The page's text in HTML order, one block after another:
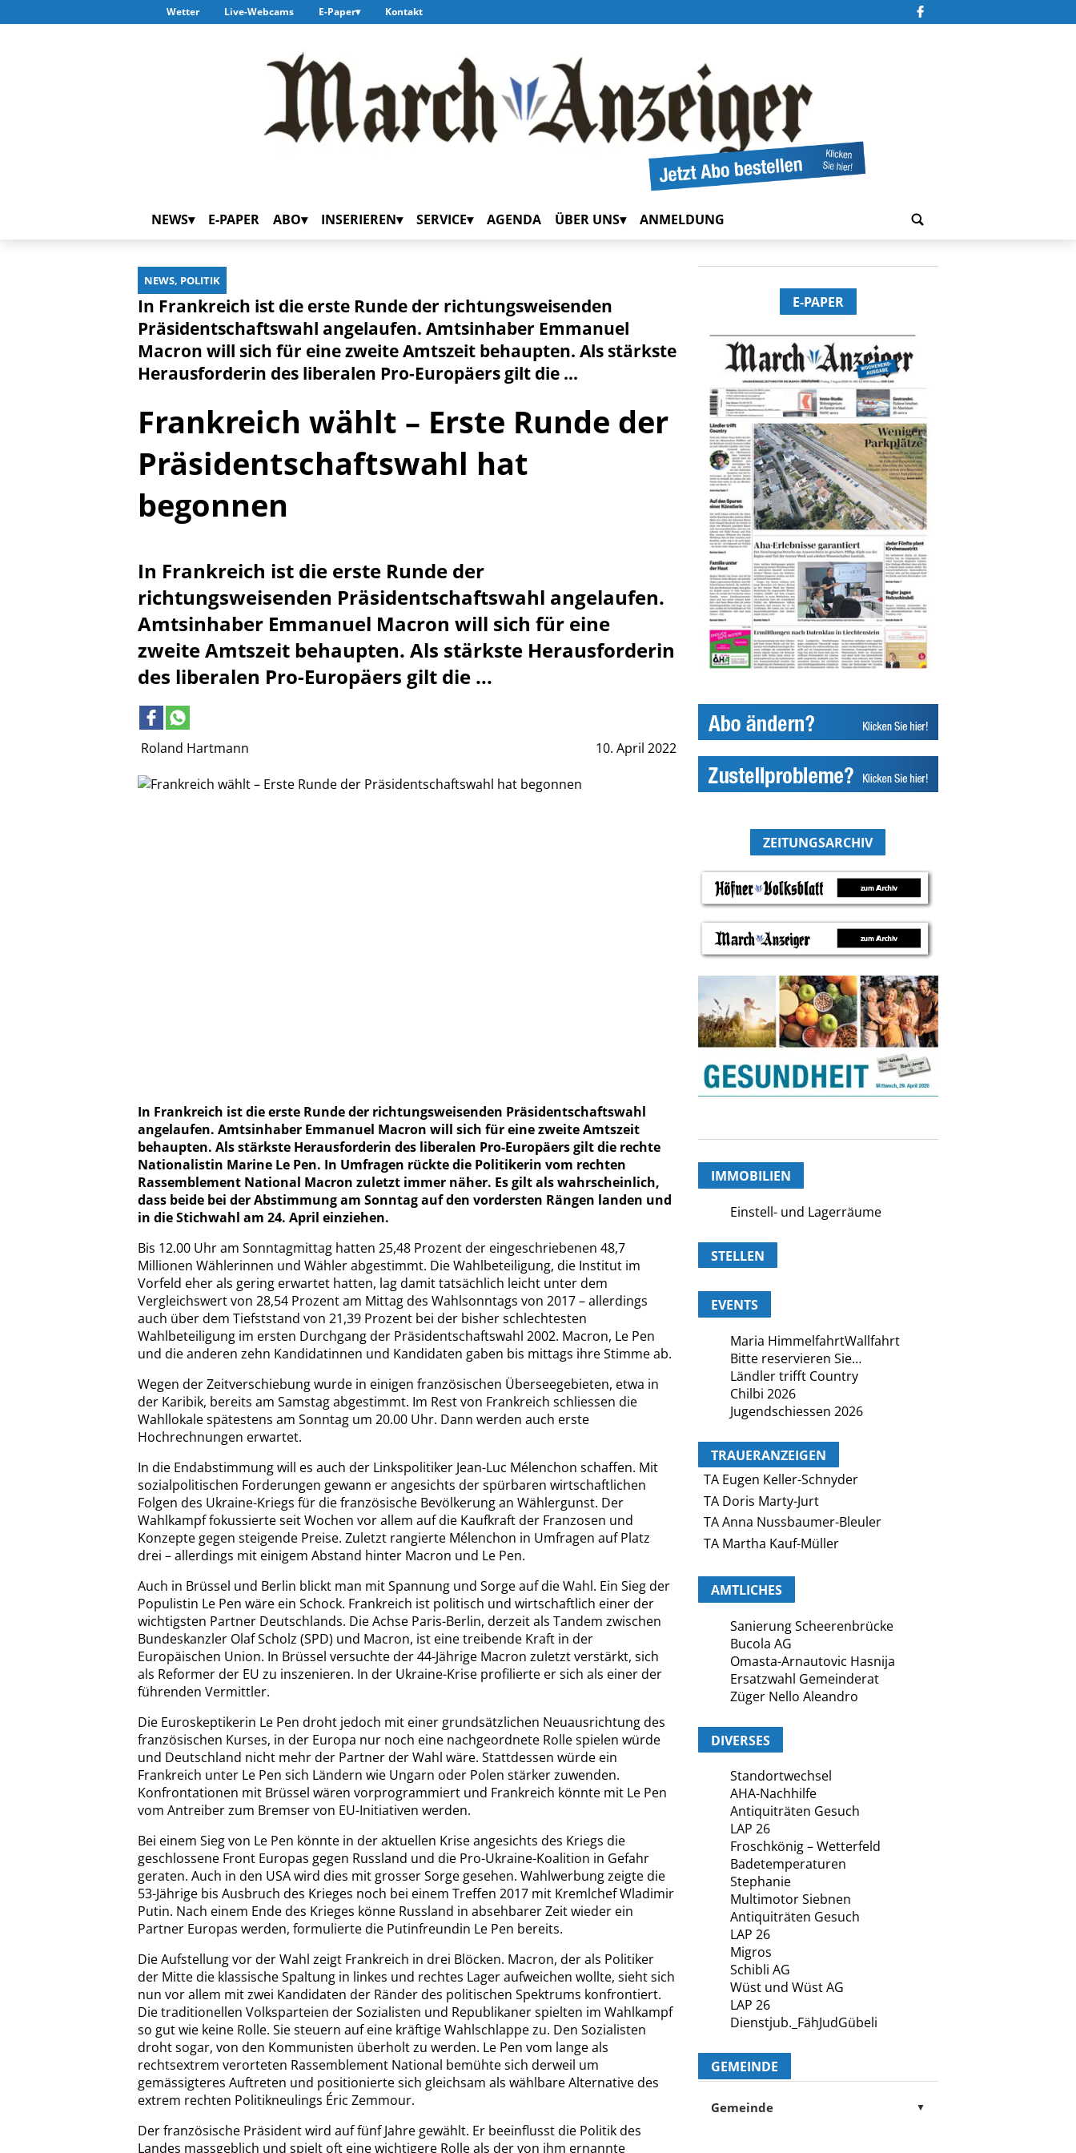
Wetter Live-Webcams E-Paper Kontakt
NEWS E-PAPER ABO INSERIEREN SERVICE AGENDA ÜBER UNS ANMELDUNG
NEWS, POLITIK
Roland Hartmann 10. April 2022
In Frankreich ist die erste Runde der richtungsweisenden
Präsidentschaftswahl angelaufen. Amtsinhaber Emmanuel
Macron will sich für eine zweite Amtszeit behaupten. Als stärkste
Herausforderin des liberalen Pro-Europäers gilt die ...
Frankreich wählt – Erste Runde der
Präsidentschaftswahl hat
begonnen
In Frankreich ist die erste Runde der
richtungsweisenden Präsidentschaftswahl angelaufen.
Amtsinhaber Emmanuel Macron will sich für eine
zweite Amtszeit behaupten. Als stärkste Herausforderin
des liberalen Pro-Europäers gilt die ...
In Frankreich ist die erste Runde der richtungsweisenden Präsidentschaftswahl
angelaufen. Amtsinhaber Emmanuel Macron will sich für eine zweite Amtszeit
behaupten. Als stärkste Herausforderin des liberalen Pro-Europäers gilt die rechte
Nationalistin Marine Le Pen. In Umfragen rückte die Politikerin vom rechten
Rassemblement National Macron zuletzt immer näher. Es gilt als wahrscheinlich,
dass beide bei der Abstimmung am Sonntag auf den vordersten Rängen landen und
in die Stichwahl am 24. April einziehen.
Bis 12.00 Uhr am Sonntagmittag hatten 25,48 Prozent der eingeschriebenen 48,7
Millionen Wählerinnen und Wähler abgestimmt. Die Wahlbeteiligung, die Institut im
Vorfeld eher als gering erwartet hatten, lag damit tatsächlich leicht unter dem
Vergleichswert von 28,54 Prozent am Mittag des Wahlsonntags von 2017 – allerdings
auch über dem Tiefststand von 21,39 Prozent bei der bisher schlechtesten
Wahlbeteiligung im ersten Durchgang der Präsidentschaftswahl 2002. Macron, Le Pen
und die anderen zehn Kandidatinnen und Kandidaten gaben bis mittags ihre Stimme ab.
Wegen der Zeitverschiebung wurde in einigen französischen Überseegebieten, etwa in
der Karibik, bereits am Samstag abgestimmt. Im Rest von Frankreich schliessen die
Wahllokale spätestens am Sonntag um 20.00 Uhr. Dann werden auch erste
Hochrechnungen erwartet.
In die Endabstimmung will es auch der Linkspolitiker Jean-Luc Mélenchon schaffen. Mit
sozialpolitischen Forderungen gewann er angesichts der spürbaren wirtschaftlichen
Folgen des Ukraine-Kriegs für die französische Bevölkerung an Wählergunst. Der
Wahlkampf fokussierte seit Wochen vor allem auf die Kaufkraft der Franzosen und
Konzepte gegen steigende Preise. Zuletzt rangierte Mélenchon in Umfragen auf Platz
drei – allerdings mit einigem Abstand hinter Macron und Le Pen.
Auch in Brüssel und Berlin blickt man mit Spannung und Sorge auf die Wahl. Ein Sieg der
Populistin Le Pen wäre ein Schock. Frankreich ist politisch und wirtschaftlich einer der
wichtigsten Partner Deutschlands. Die Achse Paris-Berlin, derzeit als Tandem zwischen
Bundeskanzler Olaf Scholz (SPD) und Macron, ist eine treibende Kraft in der
Europäischen Union. In Brüssel versuchte der 44-Jährige Macron zuletzt verstärkt, sich
als Reformer der EU zu inszenieren. In der Ukraine-Krise profilierte er sich als einer der
führenden Vermittler.
Die Euroskeptikerin Le Pen droht jedoch mit einer grundsätzlichen Neuausrichtung des
französischen Kurses, in der Europa nur noch eine nachgeordnete Rolle spielen würde
und Deutschland nicht mehr der Partner der Wahl wäre. Stattdessen würde ein
Frankreich unter Le Pen sich Ländern wie Ungarn oder Polen stärker zuwenden.
Konfrontationen mit Brüssel wären vorprogrammiert und Frankreich könnte mit Le Pen
vom Antreiber zum Bremser von EU-Initiativen werden.
Bei einem Sieg von Le Pen könnte in der aktuellen Krise angesichts des Kriegs die
geschlossene Front Europas gegen Russland und die Pro-Ukraine-Koalition in Gefahr
geraten. Auch in den USA wird dies mit grosser Sorge gesehen. Wahlwerbung zeigte die
53-Jährige bis Ausbruch des Krieges noch bei einem Treffen 2017 mit Kremlchef Wladimir
Putin. Nach einem Ende des Krieges könne Russland in absehbarer Zeit wieder ein
Partner Europas werden, formulierte die Putinfreundin Le Pen bereits.
Die Aufstellung vor der Wahl zeigt Frankreich in drei Blöcken. Macron, der als Politiker
der Mitte die klassische Spaltung in linkes und rechtes Lager aufweichen wollte, sieht sich
nun vor allem mit zwei Kandidaten der Ränder des politischen Spektrums konfrontiert.
Die traditionellen Volksparteien der Sozialisten und Republikaner spielten im Wahlkampf
so gut wie keine Rolle. Sie steuern auf eine kräftige Wahlschlappe zu. Den Sozialisten
droht sogar, von den Kommunisten überholt zu werden. Le Pen vom lange als
rechtsextrem verorteten Rassemblement National bemühte sich derweil um
gemässigteres Auftreten und positionierte sich gleichsam als wählbare Alternative des
extrem rechten Politikneulings Éric Zemmour.
Der französische Präsident wird auf fünf Jahre gewählt. Er beeinflusst die Politik des
Landes massgeblich und spielt oft eine wichtigere Rolle als der von ihm ernannte
E-PAPER
ZEITUNGSARCHIV
IMMOBILIEN
Einstell- und Lagerräume
STELLEN
EVENTS
Maria HimmelfahrtWallfahrt
Bitte reservieren Sie…
Ländler trifft Country
Chilbi 2026
Jugendschiessen 2026
TRAUERANZEIGEN
TA Eugen Keller-Schnyder
TA Doris Marty-Jurt
TA Anna Nussbaumer-Bleuler
TA Martha Kauf-Müller
AMTLICHES
Sanierung Scheerenbrücke
Bucola AG
Omasta-Arnautovic Hasnija
Ersatzwahl Gemeinderat
Züger Nello Aleandro
DIVERSES
Standortwechsel
AHA-Nachhilfe
Antiquiträten Gesuch
LAP 26
Froschkönig – Wetterfeld
Badetemperaturen
Stephanie
Multimotor Siebnen
Antiquiträten Gesuch
LAP 26
Migros
Schibli AG
Wüst und Wüst AG
LAP 26
Dienstjub._FähJudGübeli
GEMEINDE
Gemeinde ▼